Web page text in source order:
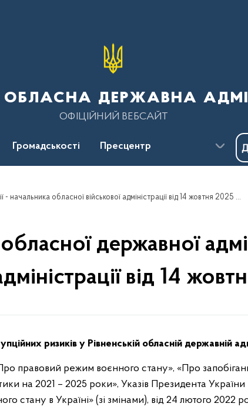
обласна державна
ОФІЦІЙНИЙ ВЕБСАЙТ
Громадськості Пресцентр
Розпорядження голови обласної державної адміністрації - начальника обласної військової адміністрації від 14 жовтня 2025 року № 615
державної
від 14
ризиків у Рівненській обласній державній
правовий режим воєнного стану», «Про
на 2021 – 2025 роки», Указів Президента
стану в Україні» (зі змінами), від 24 лютого